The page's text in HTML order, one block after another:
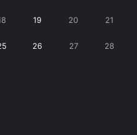
19 20 21
26 27 28